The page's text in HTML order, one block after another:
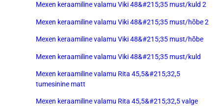
Mexen keraamiline valamu Viki 48&#215;35 must/kuld 2
Mexen keraamiline valamu Viki 48&#215;35 must/hõbe 2
Mexen keraamiline valamu Viki 48&#215;35 must/hõbe
Mexen keraamiline valamu Viki 48&#215;35 must/kuld
Mexen keraamiline valamu Rita 45,5&#215;32,5
tumesinine matt
Mexen keraamiline valamu Rita 45,5&#215;32,5 valge